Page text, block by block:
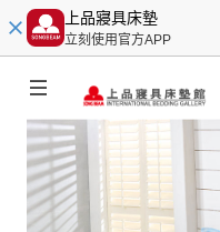
上品寢具床墊
立刻使用官方APP